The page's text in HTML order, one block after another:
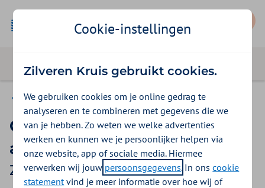
Vergoedingen
Cursus verminderen van
alcoholgebruik
Zilveren Kruis vergoeding 2026
Cookie-instellingen
Zilveren Kruis gebruikt cookies.
We gebruiken cookies om je online gedrag te
analyseren en te combineren met gegevens die we
van je hebben. Zo weten we welke advertenties
werken en kunnen we je persoonlijker helpen via
onze website, app of sociale media. Hiermee
verwerken wij jouw persoonsgegevens. In onscookie
statementvind je meer informatie over hoe wij of